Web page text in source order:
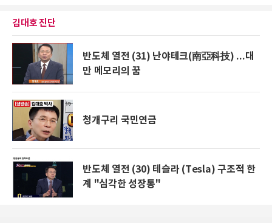
김대호 진단
반도체 열전 (31) 난야테크(南亞科技) ...대
만 메모리의 꿈
청개구리 국민연금
반도체 열전 (30) 테슬라 (Tesla) 구조적 한
계 "심각한 성장통"